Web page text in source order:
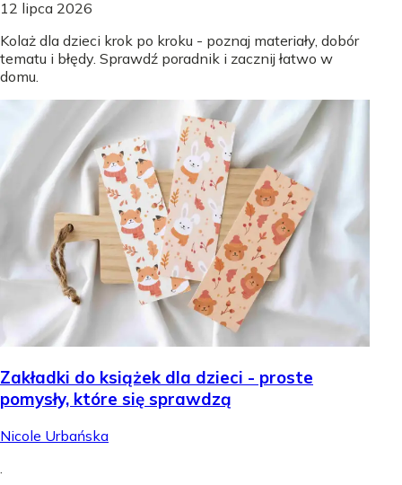
12 lipca 2026
Kolaż dla dzieci krok po kroku - poznaj materiały, dobór
tematu i błędy. Sprawdź poradnik i zacznij łatwo w
domu.
Zakładki do książek dla dzieci - proste
pomysły, które się sprawdzą
Nicole Urbańska